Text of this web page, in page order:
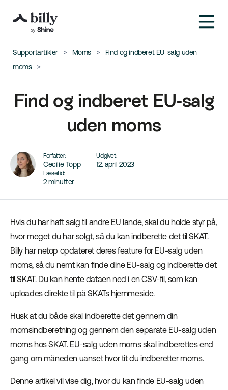
Supportartikler Moms
Find og indberet EU-salg uden
moms
Find og indberet EU-salg
uden moms
Forfatter:
Cecilie Topp
Udgivet:
12. april 2023
Læsetid:
2 minutter
Hvis du har haft salg til andre EU lande, skal du holde styr på,
hvor meget du har solgt, så du kan indberette det til SKAT.
Billy har netop opdateret deres feature for EU-salg uden
moms, så du nemt kan finde dine EU-salg og indberette det
til SKAT. Du kan hente dataen ned i en CSV-fil, som kan
uploades direkte til på SKATs hjemmeside.
Husk at du både skal indberette det gennem din
momsindberetning og gennem den separate EU-salg uden
moms hos SKAT. EU-salg uden moms skal indberettes end
gang om måneden uanset hvor tit du indberetter moms.
Denne artikel vil vise dig, hvor du kan finde EU-salg uden